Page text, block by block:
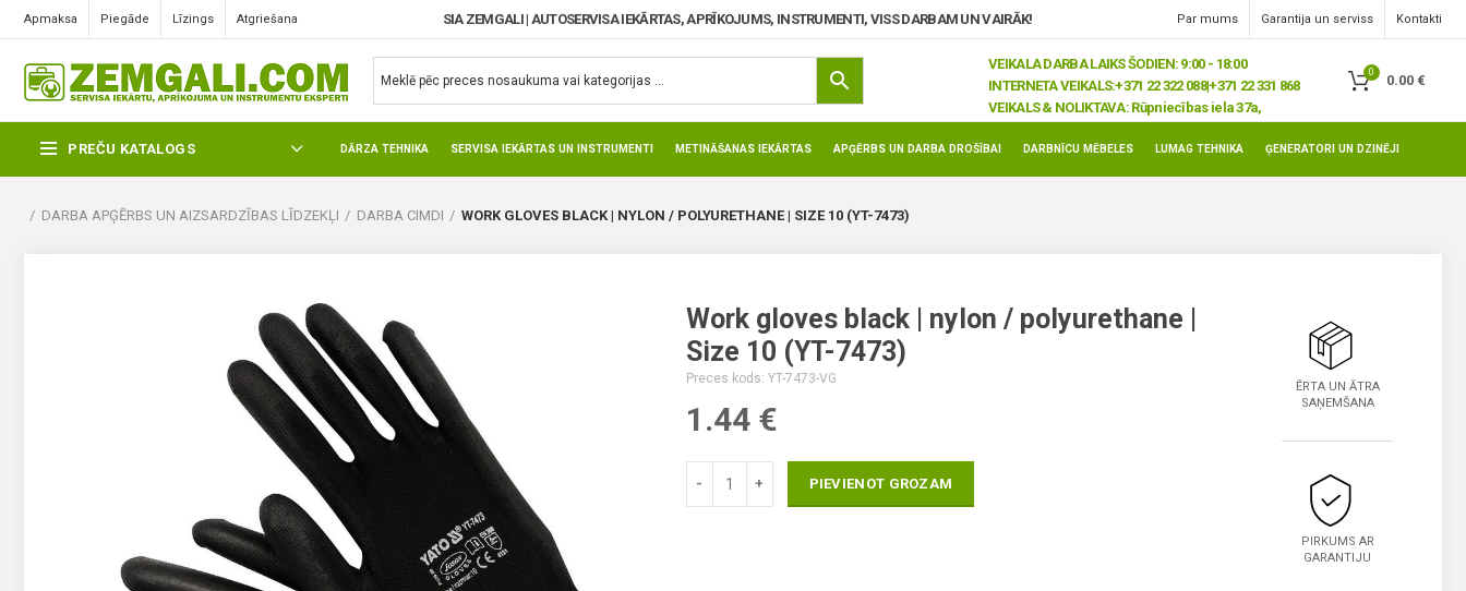
Apmaksa Piegāde Līzings Atgriešana SIA ZEMGALI | AUTOSERVISA IEKĀRTAS, APRĪKOJUMS, INSTRUMENTI, VISS DARBAM UN VAIRĀK! Par mums Garantija un serviss Kontakti
VEIKALA DARBA LAIKS ŠODIEN: 9:00 - 18:00
INTERNETA VEIKALS:+371 22 322 088|+371 22 331 868
VEIKALS & NOLIKTAVA: Rūpniecības iela 37a,
0
0.00 €
PREČU KATALOGS DĀRZA TEHNIKA SERVISA IEKĀRTAS UN INSTRUMENTI METINĀŠANAS IEKĀRTAS APĢĒRBS UN DARBA DROŠĪBAI DARBNĪCU MĒBELES LUMAG TEHNIKA ĢENERATORI UN DZINĒJI
DARBA APĢĒRBS UN AIZSARDZĪBAS LĪDZEKĻI DARBA CIMDI WORK GLOVES BLACK | NYLON / POLYURETHANE | SIZE 10 (YT-7473)
Work gloves black | nylon / polyurethane |
Size 10 (YT-7473)
Preces kods: YT-7473-VG
1.44 €
PIEVIENOT GROZAM
ĒRTA UN ĀTRA
SAŅEMŠANA
PIRKUMS AR
GARANTIJU